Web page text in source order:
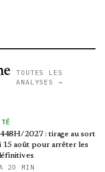
TOUTES LES
ANALYSES →
2027 : tirage au sort
15 août pour arrêter les
20 MIN